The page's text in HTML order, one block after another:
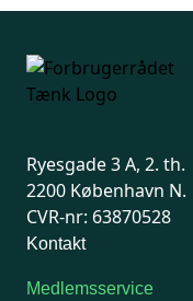
Ryesgade 3 A, 2. th.
2200 København N.
CVR-nr: 63870528
Kontakt
Medlemsservice